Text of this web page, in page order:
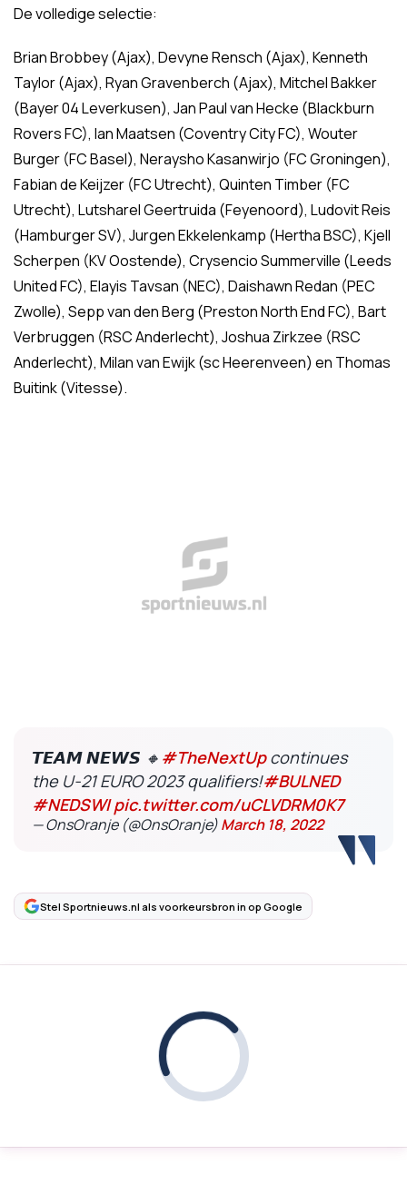
De volledige selectie:
Brian Brobbey (Ajax), Devyne Rensch (Ajax), Kenneth
Taylor (Ajax), Ryan Gravenberch (Ajax), Mitchel Bakker
(Bayer 04 Leverkusen), Jan Paul van Hecke (Blackburn
Rovers FC), Ian Maatsen (Coventry City FC), Wouter
Burger (FC Basel), Neraysho Kasanwirjo (FC Groningen),
Fabian de Keijzer (FC Utrecht), Quinten Timber (FC
Utrecht), Lutsharel Geertruida (Feyenoord), Ludovit Reis
(Hamburger SV), Jurgen Ekkelenkamp (Hertha BSC), Kjell
Scherpen (KV Oostende), Crysencio Summerville (Leeds
United FC), Elayis Tavsan (NEC), Daishawn Redan (PEC
Zwolle), Sepp van den Berg (Preston North End FC), Bart
Verbruggen (RSC Anderlecht), Joshua Zirkzee (RSC
Anderlecht), Milan van Ewijk (sc Heerenveen) en Thomas
Buitink (Vitesse).
𝙏𝙀𝘼𝙈 𝙉𝙀𝙒𝙎 🔸 #TheNextUpcontinues
the U-21 EURO 2023 qualifiers!#BULNED
#NEDSWI pic.twitter.com/uCLVDRM0K7
— OnsOranje (@OnsOranje)March 18, 2022
Stel Sportnieuws.nl als voorkeursbron in op Google